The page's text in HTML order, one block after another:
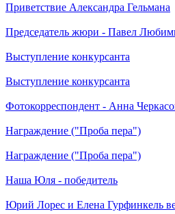
Приветствие Александра Гельмана
Председатель жюри - Павел
Выступление конкурсанта
Выступление конкурсанта
Фотокорреспондент - Анна
Награждение ("Проба пера")
Награждение ("Проба пера")
Наша Юля - победитель
Юрий Лорес и Елена Гурфинкель